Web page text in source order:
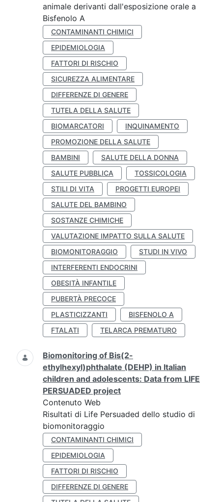
animale derivanti dall'esposizione orale a
Bisfenolo A
CONTAMINANTI CHIMICI
EPIDEMIOLOGIA
FATTORI DI RISCHIO
SICUREZZA ALIMENTARE
DIFFERENZE DI GENERE
TUTELA DELLA SALUTE
BIOMARCATORI
INQUINAMENTO
PROMOZIONE DELLA SALUTE
BAMBINI
SALUTE DELLA DONNA
SALUTE PUBBLICA
TOSSICOLOGIA
STILI DI VITA
PROGETTI EUROPEI
SALUTE DEL BAMBINO
SOSTANZE CHIMICHE
VALUTAZIONE IMPATTO SULLA SALUTE
BIOMONITORAGGIO
STUDI IN VIVO
INTERFERENTI ENDOCRINI
OBESITÀ INFANTILE
PUBERTÀ PRECOCE
PLASTICIZZANTI
BISFENOLO A
FTALATI
TELARCA PREMATURO
Biomonitoring of Bis(2-
ethylhexyl)phthalate (DEHP) in Italian
children and adolescents: Data from LIFE
PERSUADED project
Contenuto Web
Risultati di Life Persuaded dello studio di
biomonitoraggio
CONTAMINANTI CHIMICI
EPIDEMIOLOGIA
FATTORI DI RISCHIO
DIFFERENZE DI GENERE